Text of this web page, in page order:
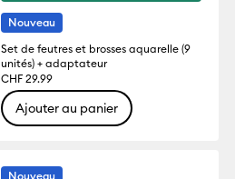
Nouveau
Set de feutres et brosses aquarelle (9
unités) + adaptateur
CHF 29.99
Ajouter au panier
Nouveau